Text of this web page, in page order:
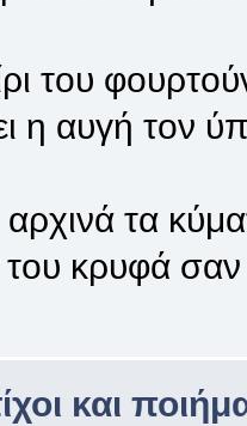
του
η αυγή τον
τα
του κρυφά σαν
και